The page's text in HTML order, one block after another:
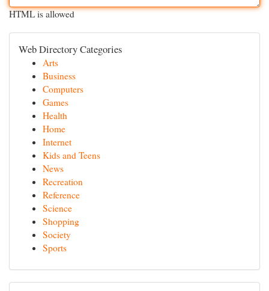
HTML is allowed
Web Directory Categories
Arts
Business
Computers
Games
Health
Home
Internet
Kids and Teens
News
Recreation
Reference
Science
Shopping
Society
Sports